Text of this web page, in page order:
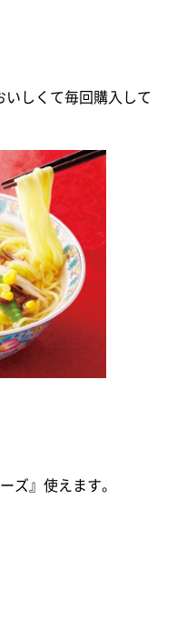
いしくて毎回購入して
ズ』使えます。